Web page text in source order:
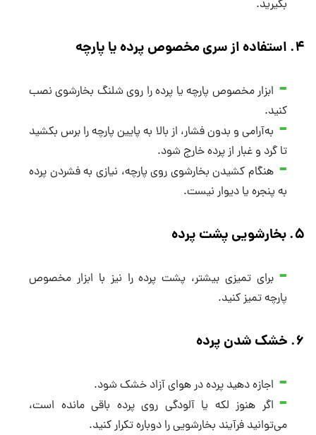
بگیرید.
۴. استفاده از سری مخصوص پرده یا پارچه
ابزار مخصوص پارچه یا پرده را روی شلنگ بخارشوی نصب
کنید.
به‌آرامی و بدون فشار، از بالا به پایین پارچه را برس بکشید
تا گرد و غبار از پرده خارج شود.
هنگام کشیدن بخارشوی روی پارچه، نیازی به فشردن پرده
به پنجره یا دیوار نیست.
۵.بخارشویی پشت پرده
برای تمیزی بیشتر، پشت پرده را نیز با ابزار مخصوص
پارچه تمیز کنید.
۶. خشک شدن پرده
اجازه دهید پرده در هوای آزاد خشک شود.
اگر هنوز لکه یا آلودگی روی پرده باقی مانده است،
می‌توانید فرآیند بخارشویی را دوباره تکرار کنید.